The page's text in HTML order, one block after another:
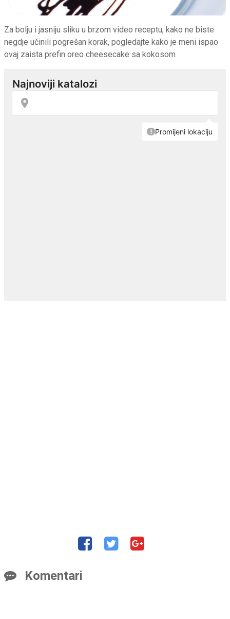
Za bolju i jasniju sliku u brzom video receptu, kako ne biste
negdje učinili pogrešan korak, pogledajte kako je meni ispao
ovaj zaista prefin oreo cheesecake sa kokosom
Komentari